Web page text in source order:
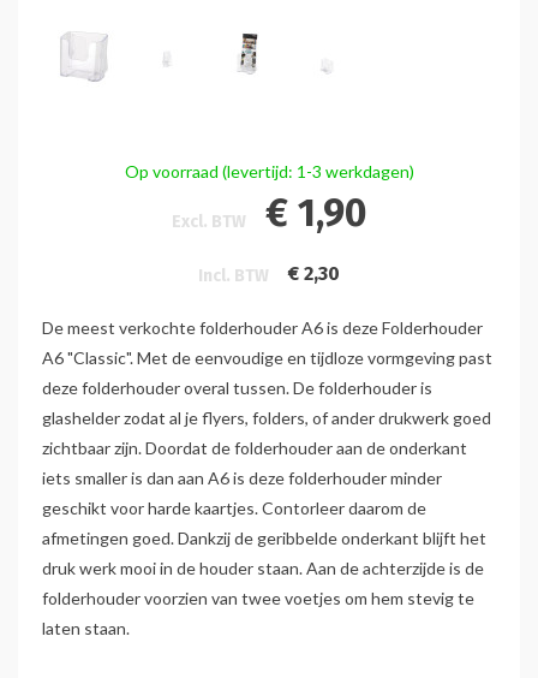
Op voorraad (levertijd: 1-3 werkdagen)
Excl. BTW € 1,90
Incl. BTW € 2,30
De meest verkochte folderhouder A6 is deze Folderhouder
A6 "Classic". Met de eenvoudige en tijdloze vormgeving past
deze folderhouder overal tussen. De folderhouder is
glashelder zodat al je flyers, folders, of ander drukwerk goed
zichtbaar zijn. Doordat de folderhouder aan de onderkant
iets smaller is dan aan A6 is deze folderhouder minder
geschikt voor harde kaartjes. Contorleer daarom de
afmetingen goed. Dankzij de geribbelde onderkant blijft het
druk werk mooi in de houder staan. Aan de achterzijde is de
folderhouder voorzien van twee voetjes om hem stevig te
laten staan.